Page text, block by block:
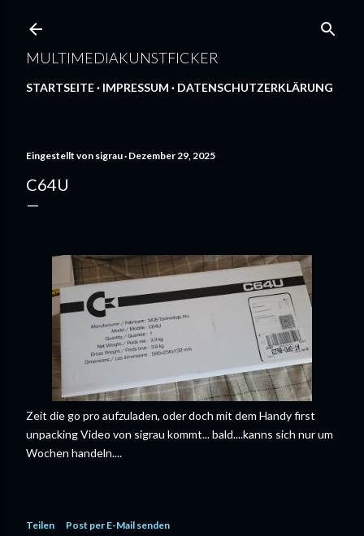
MULTIMEDIAKUNSTFICKER
STARTSEITE IMPRESSUM DATENSCHUTZERKLÄRUNG
Eingestellt von sigrau Dezember 29, 2025
C64U
Zeit die go pro aufzuladen, oder doch mit dem Handy first
unpacking Video von sigrau kommt... bald....kanns sich nur um
Wochen handeln....
Teilen
Post per E-Mail senden